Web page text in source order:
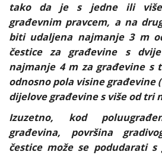
tako da je s jedne ili više
građevnim pravcem, a na
biti udaljena najmanje 3 m
čestice za građevine s
najmanje 4 m za građevine s
odnosno pola visine građevine
dijelove građevine s više od tri
Izuzetno, kod
građevina, površina
čestice može se podudarati s